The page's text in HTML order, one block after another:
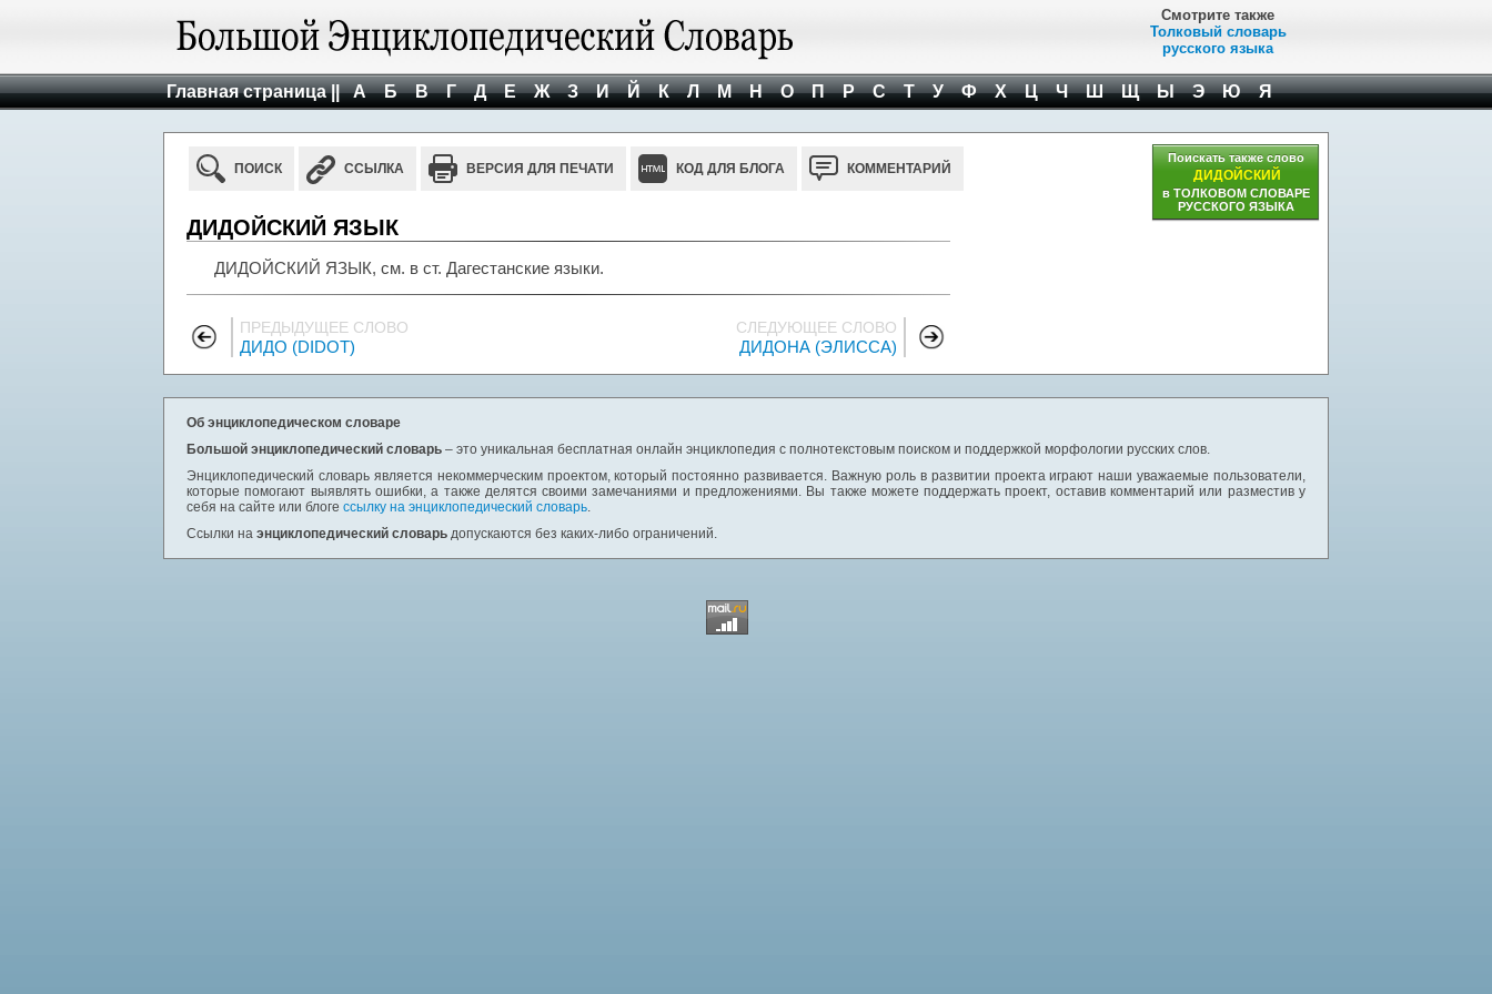
Смотрите также
Толковый словарь
русского языка
Главная страница || А Б В Г Д Е Ж З И Й К Л М Н О П Р С Т У Ф Х Ц Ч Ш Щ Ы Э Ю Я
ПОИСК ССЫЛКА ВЕРСИЯ ДЛЯ ПЕЧАТИ КОД ДЛЯ БЛОГА КОММЕНТАРИЙ
ДИДОЙСКИЙ ЯЗЫК
ДИДОЙСКИЙ ЯЗЫК, см. в ст. Дагестанские языки.
ПРЕДЫДУЩЕЕ СЛОВО
ДИДО (DIDOT)
СЛЕДУЮЩЕЕ СЛОВО
ДИДОНА (ЭЛИССА)
Поискать также слово
ДИДОЙСКИЙ
в ТОЛКОВОМ СЛОВАРЕ
РУССКОГО ЯЗЫКА
Об энциклопедическом словаре
Большой энциклопедический словарь – это уникальная бесплатная онлайн энциклопедия с полнотекстовым поиском и поддержкой морфологии русских слов.
Энциклопедический словарь является некоммерческим проектом, который постоянно развивается. Важную роль в развитии проекта играют наши уважаемые пользователи,
которые помогают выявлять ошибки, а также делятся своими замечаниями и предложениями. Вы также можете поддержать проект, оставив комментарий или разместив у
себя на сайте или блоге ссылку на энциклопедический словарь.
Ссылки на энциклопедический словарь допускаются без каких-либо ограничений.